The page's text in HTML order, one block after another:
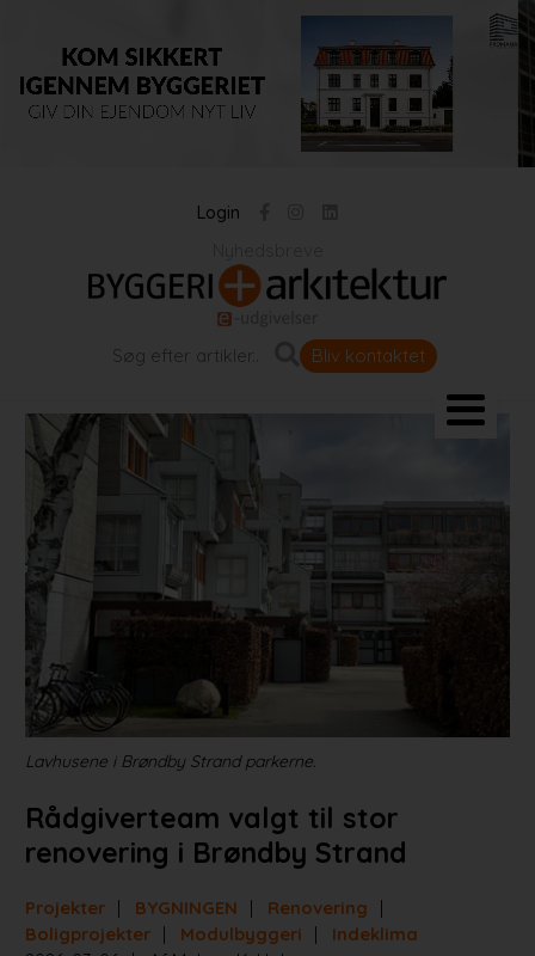
Login
Bliv kontaktet
Landskab og byrum
Bygningen
Projekter
Portrætter
Partnere
Jobportal
Lavhusene i Brøndby Strand parkerne.
Rådgiverteam valgt til stor
renovering i Brøndby Strand
Projekter BYGNINGEN
Renovering
Boligprojekter
Modulbyggeri
Indeklima